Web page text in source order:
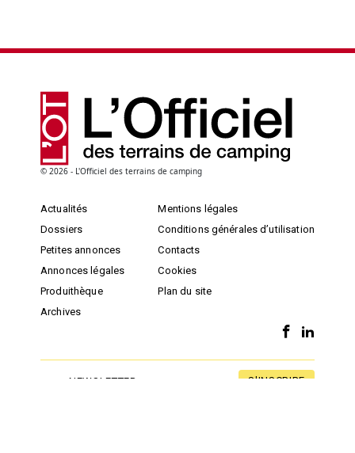
© 2026 - L'Officiel des terrains de camping
Actualités
Dossiers
Petites annonces
Annonces légales
Produithèque
Archives
Mentions légales
Conditions générales d’utilisation
Contacts
Cookies
Plan du site
NEWSLETTER S'INSCRIRE